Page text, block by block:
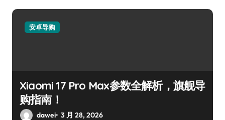
安卓导购
Xiaomi 17 Pro Max参数全解析，旗舰导
购指南！
dawei 3 月 28, 2026